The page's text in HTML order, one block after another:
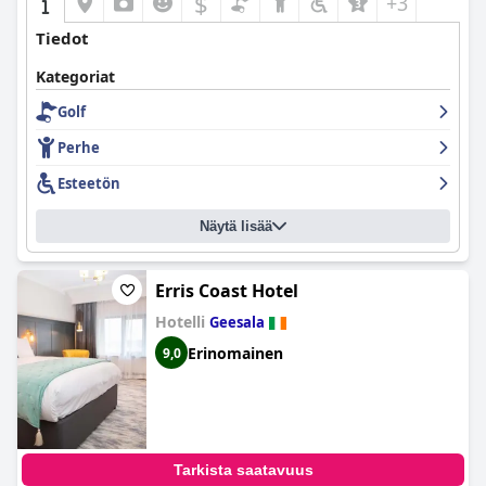
Tiedot
Kategoriat
Golf
Perhe
Esteetön
Näytä lisää
Erris Coast Hotel
Hotelli Geesala
9,0 Erinomainen
Tarkista saatavuus